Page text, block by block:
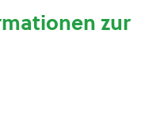
zur